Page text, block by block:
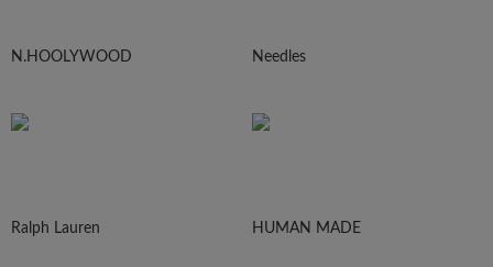
N.HOOLYWOOD Needles
Ralph Lauren HUMAN MADE